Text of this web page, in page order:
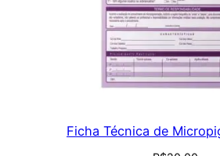
Ficha Técnica de